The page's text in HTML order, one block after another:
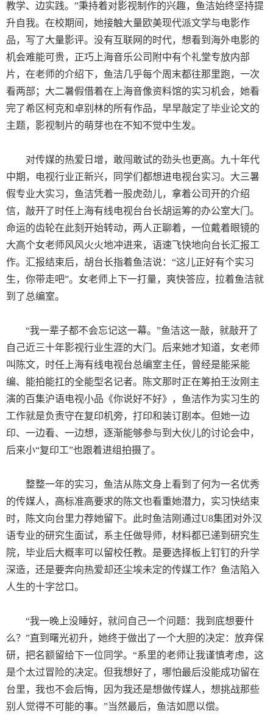
教学、边实践。”秉持着对影视制作的兴趣，鱼洁始终坚持提
升自我。在校期间，她接触大量欧美现代派文学与电影作
品，写了大量影评。没有互联网的时代，想看到海外电影的
机会难能可贵，正巧上海音乐公司附中有个礼堂专放内部
片，在老师的介绍下，鱼洁几乎每个周末都往那里跑，一次
看两部；大二暑假借着在上海音像资料馆的实习机会，她看
完了希区柯克和卓别林的所有作品，早早敲定了毕业论文的
主题，影视制片的萌芽也在不知不觉中生发。
对传媒的热爱日增，敢闯敢试的劲头也更高。九十年代
中期，电视行业正新兴，同学们都想进电视台实习。大三暑
假专业大实习，鱼洁凭着一股虎劲儿，拿着公司开的介绍
信，敲开了时任上海有线电视台台长胡运筹的办公室大门。
命运的齿轮在此刻开始转动，两人正聊着，一位戴着眼镜的
大高个女老师风风火火地冲进来，语速飞快地向台长汇报工
作。汇报结束后，胡台长指着鱼洁说：“这儿正好有个实习
生，你带走吧”。女老师上下一打量，爽快答应，拉着鱼洁就
到了总编室。
“我一辈子都不会忘记这一幕。”鱼洁这一敲，就敲开了
自己近三十年影视行业生涯的大门。后来她才知道，女老师
叫陈文，时任上海有线电视台总编室主任，曾经是能采能
编、能拍能扛的全能型名记者。陈文那时正在筹拍王汝刚主
演的百集沪语电视小品《你说好不好》，鱼洁作为实习生的
工作就是负责守在复印机旁，打印和装订剧本。但她一边
印、一边看、一边想，逐渐能够参与到大伙儿的讨论会中，
后来小“复印工”也跟着进组拍摄了。
整整一年的实习，鱼洁从陈文身上看到了何为一名优秀
的传媒人，高标准高要求的陈文也看重她潜力，实习快结束
时，陈文向台里力荐她留下。此时鱼洁刚通过U8集团对外汉
语专业的研究生面试，系主任做导师，材料都已递到研究生
院，毕业后大概率可以留校任教。是要选择板上钉钉的升学
深造，还是要奔向热爱却还尘埃未定的传媒工作？鱼洁陷入
人生的十字岔口。
“我一晚上没睡好，就问自己一个问题：我到底想要什
么？”直到曙光初升，她终于做出了一个大胆的决定：放弃保
研，把名额留给下一位同学。“系里的老师让我谨慎考虑，这
是个太过冒险的决定。但我想好了，哪怕最后没能成功留在
台里，我也不会后悔，因为我还是想做传媒人，想挑战那些
别人觉得不可能的事。”当然最后，鱼洁如愿以偿。